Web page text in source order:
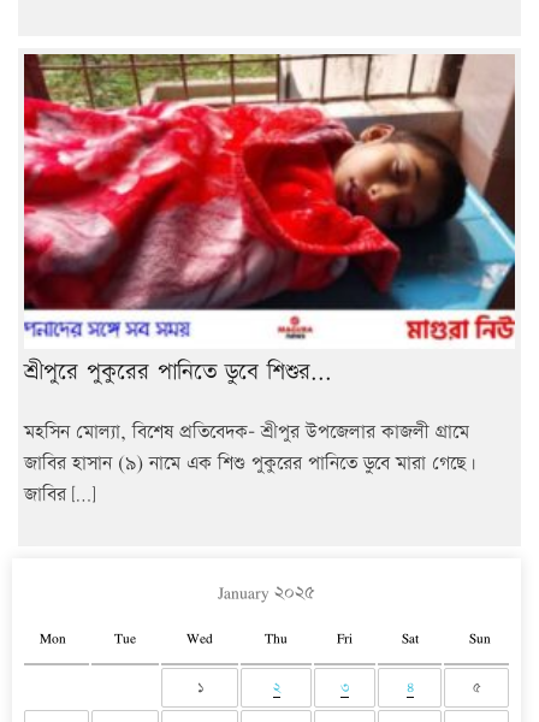
শ্রীপুরে পুকুরের পানিতে ডুবে শিশুর...
মহসিন মোল্যা, বিশেষ প্রতিবেদক- শ্রীপুর উপজেলার কাজলী গ্রামে
জাবির হাসান (৯) নামে এক শিশু পুকুরের পানিতে ডুবে মারা গেছে।
জাবির […]
January ২০২৫
Mon Tue Wed Thu Fri Sat Sun
১ ২ ৩ ৪ ৫